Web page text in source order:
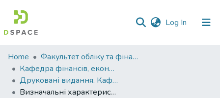
Log In (current)
Communities
&
Collections
Home
Факультет обліку та фінансів
Кафедра фінансів, економічних досліджень і туризму
Друковані видання. Кафедра фінансів, економічних досліджень і туризму
Визначальні характеристики стартапів у фінансовій сфері